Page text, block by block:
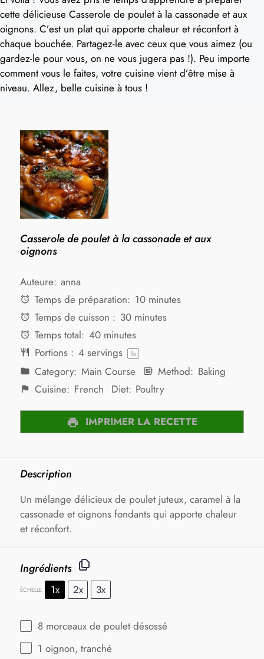
cette délicieuse Casserole de poulet à la cassonade et aux
oignons. C’est un plat qui apporte chaleur et réconfort à
chaque bouchée. Partagez-le avec ceux que vous aimez (ou
gardez-le pour vous, on ne vous jugera pas !). Peu importe
comment vous le faites, votre cuisine vient d’être mise à
niveau. Allez, belle cuisine à tous !
Casserole de poulet à la cassonade et aux
oignons
Auteure: anna
Temps de préparation: 10 minutes
Temps de cuisson : 30 minutes
Temps total: 40 minutes
Portions : 4servings 1x
Category: Main Course Method: Baking
Cuisine: French Diet: Poultry
IMPRIMER LA RECETTE
Description
Un mélange délicieux de poulet juteux, caramel à la
cassonade et oignons fondants qui apporte chaleur
et réconfort.
Ingrédients
ÉCHELLE 1x 2x 3x
8 morceaux de poulet désossé
1 oignon, tranché